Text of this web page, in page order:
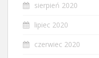
sierpień 2020
lipiec 2020
czerwiec 2020